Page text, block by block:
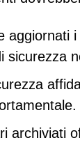
aggiornati
sicurezza
archiviati